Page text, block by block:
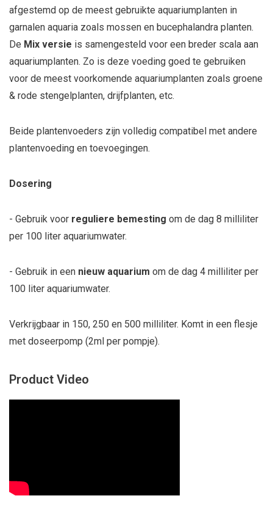
afgestemd op de meest gebruikte aquariumplanten in
garnalen aquaria zoals mossen en bucephalandra planten.
De Mix versie is samengesteld voor een breder scala aan
aquariumplanten. Zo is deze voeding goed te gebruiken
voor de meest voorkomende aquariumplanten zoals groene
& rode stengelplanten, drijfplanten, etc.
Beide plantenvoeders zijn volledig compatibel met andere
plantenvoeding en toevoegingen.
Dosering
- Gebruik voor reguliere bemesting om de dag 8 milliliter
per 100 liter aquariumwater.
- Gebruik in een nieuw aquarium om de dag 4 milliliter per
100 liter aquariumwater.
Verkrijgbaar in 150, 250 en 500 milliliter. Komt in een flesje
met doseerpomp (2ml per pompje).
Product Video